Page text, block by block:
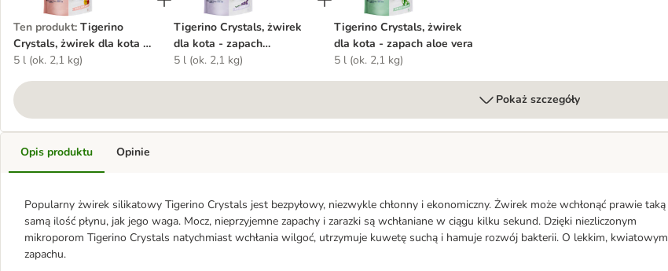
Ten produkt: Tigerino
Crystals, żwirek dla kota -
zapach kwiatowy
5 l (ok. 2,1 kg)
Tigerino Crystals, żwirek
dla kota - zapach
lawendowy
5 l (ok. 2,1 kg)
Tigerino Crystals, żwirek
dla kota - zapach aloe vera
5 l (ok. 2,1 kg)
Pokaż szczegóły
Opis produktu
Popularny żwirek silikatowy Tigerino Crystals jest bezpyłowy, niezwykle chłonny i ekonomiczny. Żwirek może wchłonąć prawie taką
samą ilość płynu, jak jego waga. Mocz, nieprzyjemne zapachy i zarazki są wchłaniane w ciągu kilku sekund. Dzięki niezliczonym
mikroporom Tigerino Crystals natychmiast wchłania wilgoć, utrzymuje kuwetę suchą i hamuje rozwój bakterii. O lekkim, kwiatowym
zapachu.
Opinie